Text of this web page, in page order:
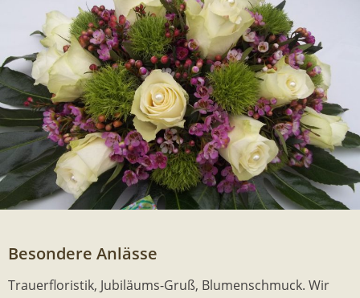
Besondere Anlässe
Trauerfloristik, Jubiläums-Gruß, Blumenschmuck. Wir